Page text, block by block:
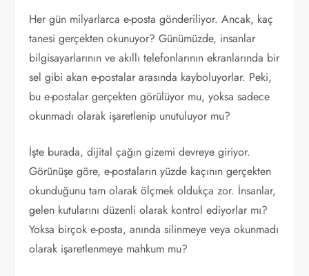
Her gün milyarlarca e-posta gönderiliyor. Ancak, kaç
tanesi gerçekten okunuyor? Günümüzde, insanlar
bilgisayarlarının ve akıllı telefonlarının ekranlarında bir
sel gibi akan e-postalar arasında kayboluyorlar. Peki,
bu e-postalar gerçekten görülüyor mu, yoksa sadece
okunmadı olarak işaretlenip unutuluyor mu?
İşte burada, dijital çağın gizemi devreye giriyor.
Görünüşe göre, e-postaların yüzde kaçının gerçekten
okunduğunu tam olarak ölçmek oldukça zor. İnsanlar,
gelen kutularını düzenli olarak kontrol ediyorlar mı?
Yoksa birçok e-posta, anında silinmeye veya okunmadı
olarak işaretlenmeye mahkum mu?